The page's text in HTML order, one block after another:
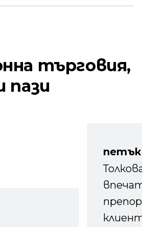
търговия,
пази